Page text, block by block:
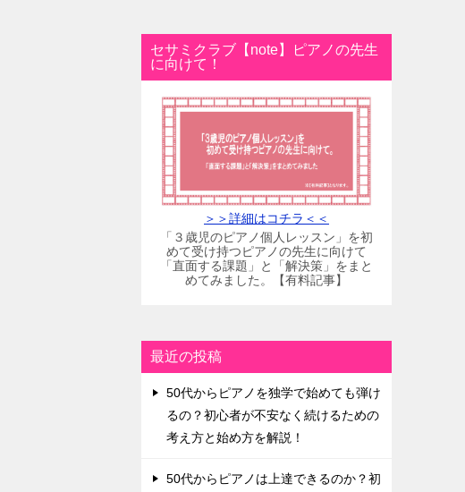
セサミクラブ【note】ピアノの先生
に向けて！
＞＞詳細はコチラ＜＜
「３歳児のピアノ個人レッスン」を初
めて受け持つピアノの先生に向けて
「直面する課題」と「解決策」をまと
めてみました。【有料記事】
最近の投稿
50代からピアノを独学で始めても弾け
るの？初心者が不安なく続けるための
考え方と始め方を解説！
50代からピアノは上達できるのか？初